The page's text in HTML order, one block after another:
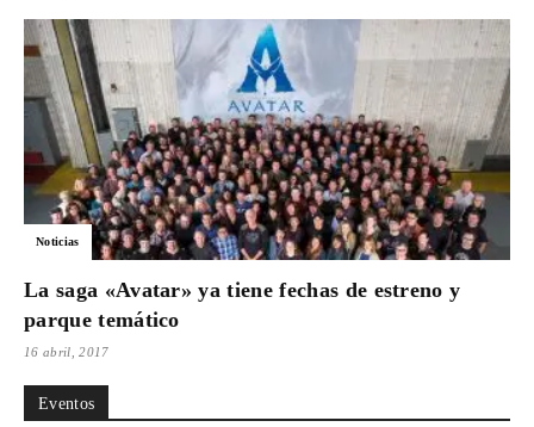
Noticias
La saga «Avatar» ya tiene fechas de estreno y
parque temático
16 abril, 2017
Eventos